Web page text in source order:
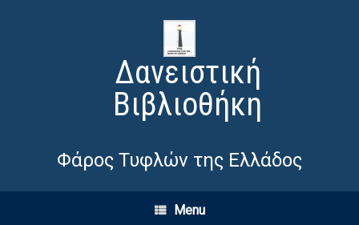
Δανειστική
Βιβλιοθήκη
Φάρος Τυφλών της Ελλάδος
Menu